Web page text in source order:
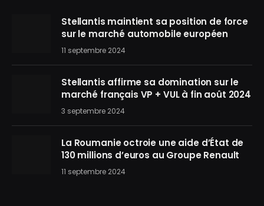
Stellantis maintient sa position de force
sur le marché automobile européen
11 septembre 2024
Stellantis affirme sa domination sur le
marché français VP + VUL à fin août 2024
3 septembre 2024
La Roumanie octroie une aide d’État de
130 millions d’euros au Groupe Renault
11 septembre 2024